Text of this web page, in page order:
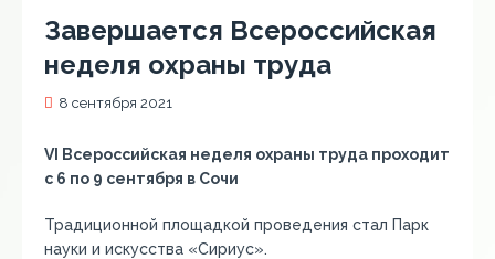
Завершается Всероссийская
неделя охраны труда
8 сентября 2021
VI Всероссийская неделя охраны труда проходит
с 6 по 9 сентября в Сочи
Традиционной площадкой проведения стал Парк
науки и искусства «Сириус».